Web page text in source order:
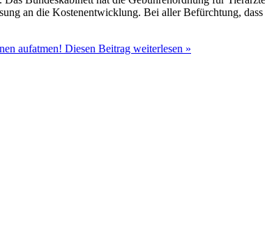
an die Kostenentwicklung. Bei aller Befürchtung,
aufatmen! Diesen Beitrag weiterlesen »